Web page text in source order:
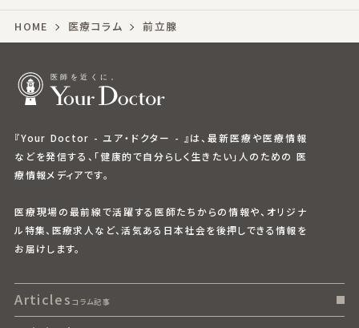
HOME 医療コラム 前立腺
『Your Doctor - ユア・ドクター - 』は、最新医療や医療情報
などを発信する、「健康的で自分らしく生きたい」人のための 医
療情報メディアです。
医療現場の最前線で活躍する医師たちからの情報や、オリジナ
ル特集、医療求人など、活気ある日本社会を後押しできる情報を
お届けします。
Articles コラム記事